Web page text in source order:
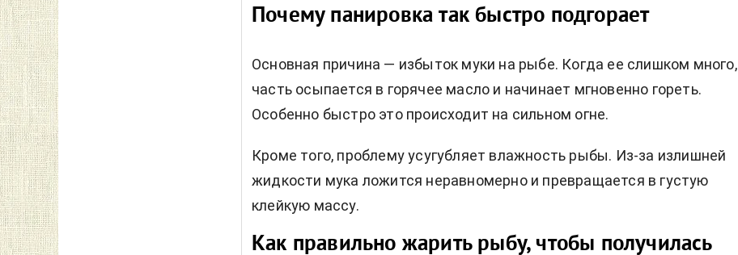
Почему панировка так быстро подгорает
Основная причина — избыток муки на рыбе. Когда ее слишком много,
часть осыпается в горячее масло и начинает мгновенно гореть.
Особенно быстро это происходит на сильном огне.
Кроме того, проблему усугубляет влажность рыбы. Из-за излишней
жидкости мука ложится неравномерно и превращается в густую
клейкую массу.
Как правильно жарить рыбу, чтобы получилась